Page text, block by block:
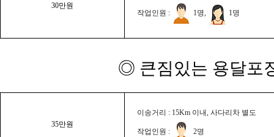
30만원
작업인원 : 1명, 1명
◎ 큰짐있는 용달포
35만원
이송거리 : 15Km 이내, 사다리차 별도
작업인원 : 2명